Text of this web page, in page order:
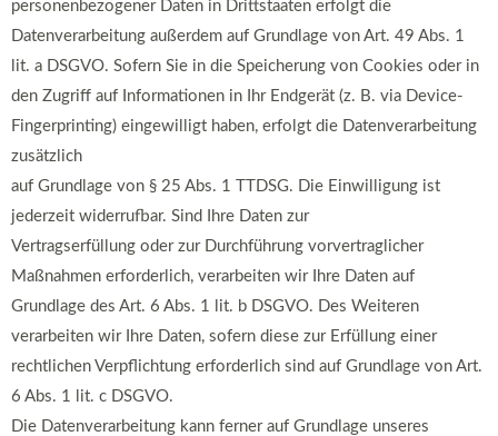
personenbezogener Daten in Drittstaaten erfolgt die
Datenverarbeitung außerdem auf Grundlage von Art. 49 Abs. 1
lit. a DSGVO. Sofern Sie in die Speicherung von Cookies oder in
den Zugriff auf Informationen in Ihr Endgerät (z. B. via Device-
Fingerprinting) eingewilligt haben, erfolgt die Datenverarbeitung
zusätzlich
auf Grundlage von § 25 Abs. 1 TTDSG. Die Einwilligung ist
jederzeit widerrufbar. Sind Ihre Daten zur
Vertragserfüllung oder zur Durchführung vorvertraglicher
Maßnahmen erforderlich, verarbeiten wir Ihre Daten auf
Grundlage des Art. 6 Abs. 1 lit. b DSGVO. Des Weiteren
verarbeiten wir Ihre Daten, sofern diese zur Erfüllung einer
rechtlichen Verpflichtung erforderlich sind auf Grundlage von Art.
6 Abs. 1 lit. c DSGVO.
Die Datenverarbeitung kann ferner auf Grundlage unseres